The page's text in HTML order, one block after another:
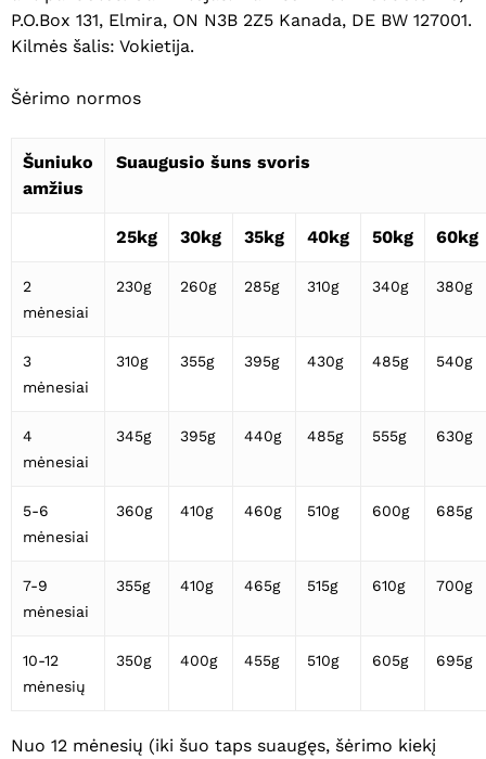
Eiti Į Parduotuvę
P.O.Box 131, Elmira, ON N3B 2Z5 Kanada, DE BW 127001.
Kilmės šalis: Vokietija.
Šėrimo normos
Šuniuko
amžius
Suaugusio šuns svoris
25kg 30kg 35kg 40kg 50kg 60kg
2
mėnesiai
230g 260g 285g 310g 340g 380g
3
mėnesiai
310g 355g 395g 430g 485g 540g
4
mėnesiai
345g 395g 440g 485g 555g 630g
5-6
mėnesiai
360g 410g 460g 510g 600g 685g
7-9
mėnesiai
355g 410g 465g 515g 610g 700g
10-12
mėnesių
350g 400g 455g 510g 605g 695g
Nuo 12 mėnesių (iki šuo taps suaugęs, šėrimo kiekį